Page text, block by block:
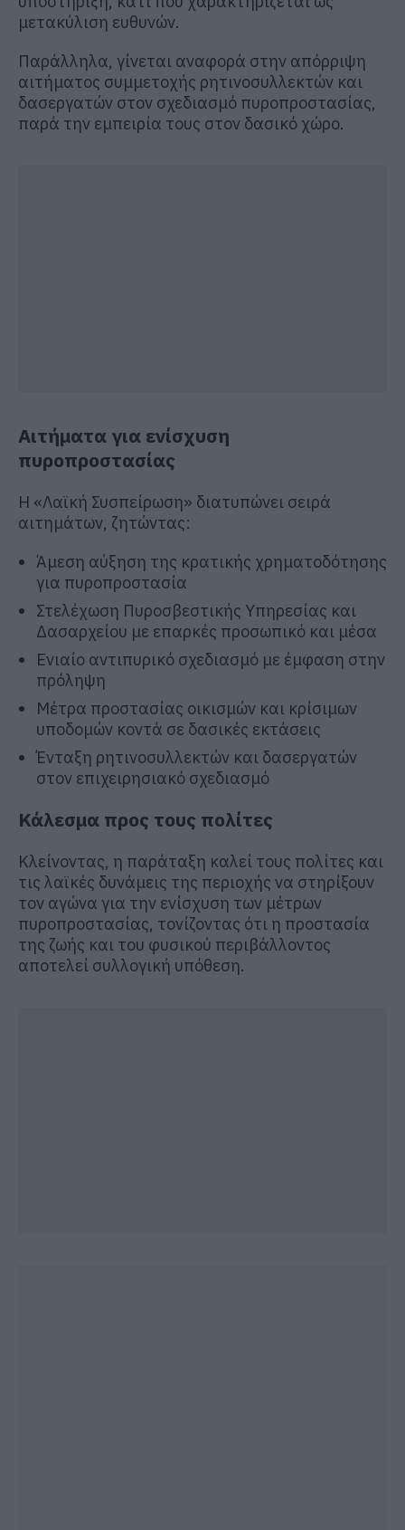
μετακύλιση ευθυνών.
Παράλληλα, γίνεται αναφορά στην απόρριψη
αιτήματος συμμετοχής ρητινοσυλλεκτών και
δασεργατών στον σχεδιασμό πυροπροστασίας,
παρά την εμπειρία τους στον δασικό χώρο.
Αιτήματα για ενίσχυση
πυροπροστασίας
Η «Λαϊκή Συσπείρωση» διατυπώνει σειρά
αιτημάτων, ζητώντας:
Άμεση αύξηση της κρατικής χρηματοδότησης
για πυροπροστασία
Στελέχωση Πυροσβεστικής Υπηρεσίας και
Δασαρχείου με επαρκές προσωπικό και μέσα
Ενιαίο αντιπυρικό σχεδιασμό με έμφαση στην
πρόληψη
Μέτρα προστασίας οικισμών και κρίσιμων
υποδομών κοντά σε δασικές εκτάσεις
Ένταξη ρητινοσυλλεκτών και δασεργατών
στον επιχειρησιακό σχεδιασμό
Κάλεσμα προς τους πολίτες
Κλείνοντας, η παράταξη καλεί τους πολίτες και
τις λαϊκές δυνάμεις της περιοχής να στηρίξουν
τον αγώνα για την ενίσχυση των μέτρων
πυροπροστασίας, τονίζοντας ότι η προστασία
της ζωής και του φυσικού περιβάλλοντος
αποτελεί συλλογική υπόθεση.